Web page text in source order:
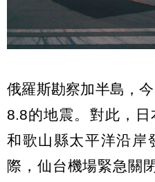
俄羅斯勘察加半島，
8.8的地震。對此，
和歌山縣太平洋沿岸
際，仙台機場緊急關